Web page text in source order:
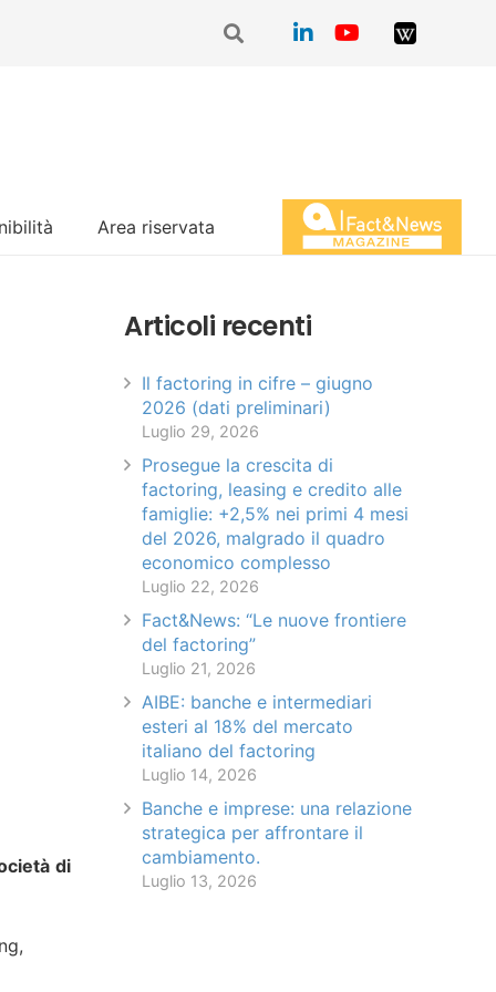
Area riservata Magazine Fact&News
di
Articoli recenti
Il factoring in cifre – giugno
2026 (dati preliminari)
Luglio 29, 2026
Prosegue la crescita di
factoring, leasing e credito alle
famiglie: +2,5% nei primi 4 mesi
del 2026, malgrado il quadro
economico complesso
Luglio 22, 2026
Fact&News: “Le nuove frontiere
del factoring”
Luglio 21, 2026
AIBE: banche e intermediari
esteri al 18% del mercato
italiano del factoring
Luglio 14, 2026
Banche e imprese: una relazione
strategica per affrontare il
cambiamento.
Luglio 13, 2026